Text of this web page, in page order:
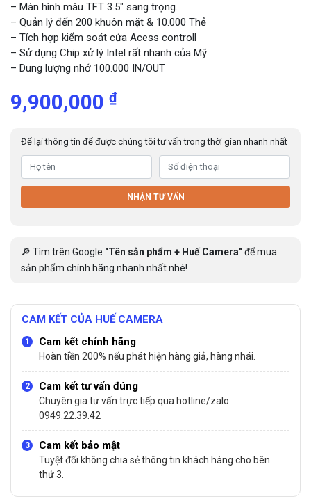
– Màn hình màu TFT 3.5″ sang trọng.
– Quản lý đến 200 khuôn mặt & 10.000 Thẻ
– Tích hợp kiểm soát cửa Acess controll
– Sử dụng Chip xử lý Intel rất nhanh của Mỹ
– Dung lượng nhớ 100.000 IN/OUT
9,900,000 ₫
Để lại thông tin để được chúng tôi tư vấn trong thời gian nhanh nhất
NHẬN TƯ VẤN
🔎 Tìm trên Google "Tên sản phẩm + Huế Camera"để mua
sản phẩm chính hãng nhanh nhất nhé!
CAM KẾT CỦA HUẾ CAMERA
Cam kết chính hãng
Hoàn tiền 200% nếu phát hiện hàng giả, hàng nhái.
Cam kết tư vấn đúng
Chuyên gia tư vấn trực tiếp qua hotline/zalo:
0949.22.39.42
Cam kết bảo mật
Tuyệt đối không chia sẻ thông tin khách hàng cho bên
thứ 3.